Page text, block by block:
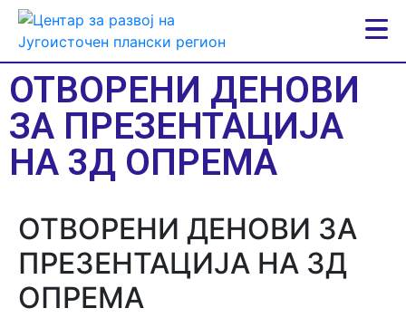
ОТВОРЕНИ ДЕНОВИ
ЗА ПРЕЗЕНТАЦИЈА
НА 3Д ОПРЕМА
ОТВОРЕНИ ДЕНОВИ ЗА
ПРЕЗЕНТАЦИЈА НА 3Д
ОПРЕМА